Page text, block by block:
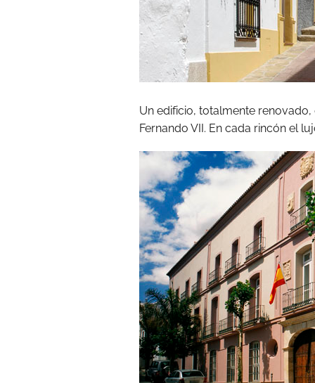
Un edificio, totalmente
Fernando VII. En cada rincón el